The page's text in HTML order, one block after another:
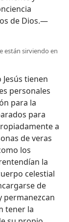
de Dios.—
están sirviendo en
tienen
personales
para la
para
a
de veras
los
la
celestial
de
permanezcan
tener la